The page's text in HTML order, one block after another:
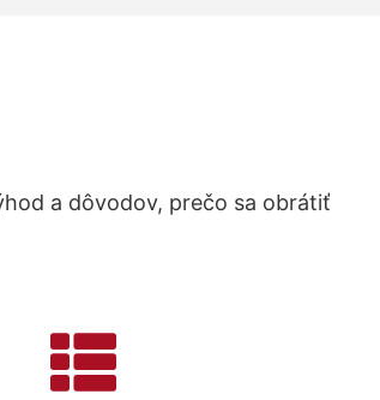
a dôvodov, prečo sa obrátiť